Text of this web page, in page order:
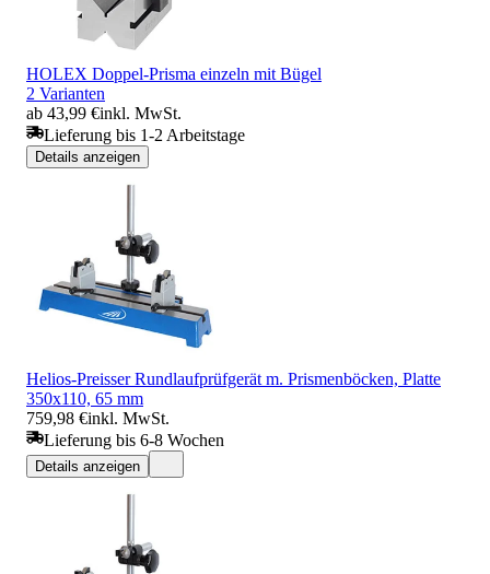
HOLEX Doppel-Prisma einzeln mit Bügel
2 Varianten
ab 43,99 €inkl. MwSt.
Lieferung bis 1-2 Arbeitstage
Details anzeigen
Helios-Preisser Rundlaufprüfgerät m. Prismenböcken, Platte
350x110, 65 mm
759,98 €inkl. MwSt.
Lieferung bis 6-8 Wochen
Details anzeigen